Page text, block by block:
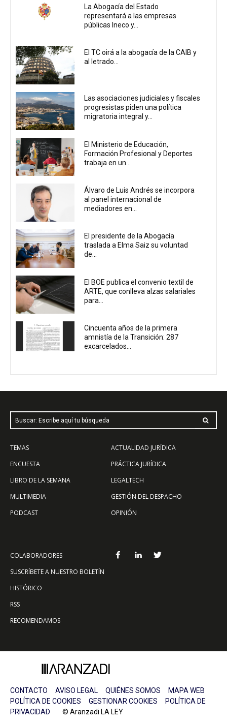
La Abogacía del Estado
representará a las empresas
públicas Ineco y...
El TC oirá a la abogacía de la CAIB y
al letrado...
Las asociaciones judiciales y fiscales
progresistas piden una política
migratoria integral y...
El Ministerio de Educación,
Formación Profesional y Deportes
trabaja en un...
Álvaro de Luis Andrés se incorpora
al panel internacional de
mediadores en...
El presidente de la Abogacía
traslada a Elma Saiz su voluntad
de...
El BOE publica el convenio textil de
ARTE, que conlleva alzas salariales
para...
Cincuenta años de la primera
amnistía de la Transición: 287
excarcelados...
Buscar: Escribe aquí tu búsqueda
TEMAS
ENCUESTA
LIBRO DE LA SEMANA
MULTIMEDIA
PODCAST
ACTUALIDAD JURÍDICA
PRÁCTICA JURÍDICA
LEGALTECH
GESTIÓN DEL DESPACHO
OPINIÓN
COLABORADORES
SUSCRÍBETE A NUESTRO BOLETÍN
HISTÓRICO
RSS
RECOMENDAMOS
CONTACTO AVISO LEGAL QUIÉNES SOMOS
MAPA WEB
POLÍTICA DE COOKIES
GESTIONAR COOKIES
POLÍTICA DE
PRIVACIDAD © Aranzadi LA LEY